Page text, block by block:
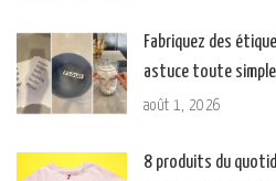
Fabriquez des
astuce toute simple
août 1, 2026
8 produits du